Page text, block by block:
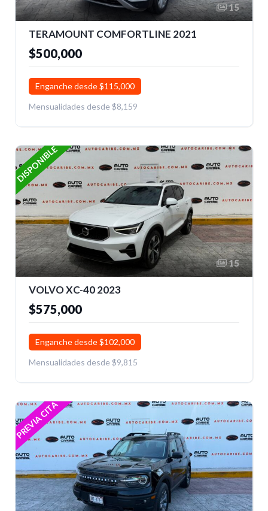
15
TERAMOUNT COMFORTLINE 2021
$500,000
Enganche desde $115,000
Mensualidades desde $8,159
DISPONIBLE
15
VOLVO XC-40 2023
$575,000
Enganche desde $102,000
Mensualidades desde $9,815
PREVIA CITA